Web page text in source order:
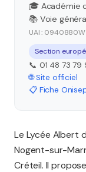
🎓 Académie
📚 Voie
UAI : 0940880W
Section
📞 01 48 73 79
🌐 Site officiel
📋 Fiche
Le Lycée Albert
Nogent-sur-
Créteil. Il